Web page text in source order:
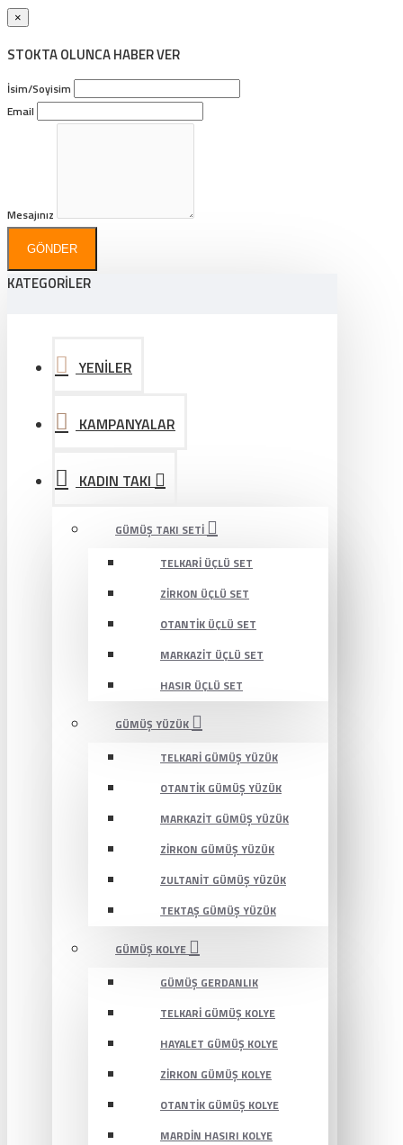
×
STOKTA OLUNCA HABER VER
İsim/Soyisim
Email
Mesajınız
GÖNDER
KATEGORİLER
YENİLER
KAMPANYALAR
KADIN TAKI
GÜMÜŞ TAKI SETI
TELKARI ÜÇLÜ SET
ZIRKON ÜÇLÜ SET
OTANTIK ÜÇLÜ SET
MARKAZIT ÜÇLÜ SET
HASIR ÜÇLÜ SET
GÜMÜŞ YÜZÜK
TELKARI GÜMÜŞ YÜZÜK
OTANTIK GÜMÜŞ YÜZÜK
MARKAZIT GÜMÜŞ YÜZÜK
ZIRKON GÜMÜŞ YÜZÜK
ZULTANIT GÜMÜŞ YÜZÜK
TEKTAŞ GÜMÜŞ YÜZÜK
GÜMÜŞ KOLYE
GÜMÜŞ GERDANLIK
TELKARI GÜMÜŞ KOLYE
HAYALET GÜMÜŞ KOLYE
ZIRKON GÜMÜŞ KOLYE
OTANTIK GÜMÜŞ KOLYE
MARDIN HASIRI KOLYE